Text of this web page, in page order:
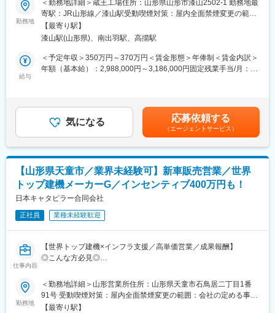
■入社後の流れ
入社後製造現場にて６ヶ月程度のOJT研修を実施し、顧客やマー
また、配属後も先輩社員がOJTにて丁寧に教えて下さいますの
で、ご安心ください。
NO.1化学メーカー「信越化学工業」の合弁会社である当社。
半導体製造に欠かせない超高純度ガラスである「石英ガラス」の
国内NO.1シェアを誇り、ヘレウス社から導入した光学用石英ガラ
ス製造技術と、信越グループの卓越した合成技術を活かし、世界
屈指の高純度･高品質の石英ガラスを製造しております。
既にSONY様、TSMC様といった名だたる大手企業に当社製品を提
供しており、今後AI・IoT・ロボット・自動運転と更に発展してい
く社会において、半導体及び石英ガラスの需要は拡大していくた
め、更なる成長が期待されております。
施させていただきます。ぜひ気軽にご応募ください。
■日時：8/7 11時～16時開始
■場所：蔵王工場にて対面実施(山形県山形市漆山2502-1)
■業務内容
・トラックからの積み下ろしや積み込み､商品(ペットボトル飲料)
主にフォークリフトを使用し、上記業務をお任せする予定です。
※2本爪・４本爪カウンターフォークリフトの使用が中心です（4
■当社の魅力：
中途採用者が9割以上であり、年齢や入社年次に関係なく、活躍で
きるフィールドがあります。また働きやすく・働き甲斐のある会
社を目指して、福利厚生の充実など、働く社員への還元も随時行
っております。
・入社祝い金（10万円） ※規定有り
・家具家電付き社宅、費用補助有り ※規定有り
・引っ越し補助金10万円 ※規定有り
・決算賞与有り（前年実績22万円/年）
・制服貸与
・交通費支給（距離に応じてガソリン代支給）
・無料の駐車場有り、車通勤可能
勤務地
＜勤務地詳細＞蔵王工場住所：山形県山形市漆山2502-1 勤務地最
寄駅：JR山形線／漆山駅受動喫煙対策：屋内全面禁煙変更の範
囲：無
【最寄り駅】
漆山駅(山形県)、南出羽駅、高擶駅
給与
＜予定年収＞350万円～370万円＜賃金形態＞年俸制＜賃金内訳＞
年額（基本給）：2,988,000円～3,186,000円固定残業手当/月：
補足＞※想定される残業代を含んだ年収となります。■昇給：年1
回（4月）■別途決算賞与支給あり■4年連続ベースアップ（2026年
4月から月15,000円のベースアップ）賃金はあくまでも目安の金
額であり、選考を通じて上下する可能性があります。月給(月額)は
固定手当を含めた表記です。
気になる 応募依頼する
（エージェントサービス）
【山形県天童市／業界未経験可】新車販売営業／世界
トップ建機メーカーG／インセンティブ400万円も！
日本キャタピラー合同会社
正社員 業種未経験歓迎
仕事内容
【世界トップ建機×インフラ支援／高単価営業／成果報酬】
◎こんな方必見◎
・ルートだけでなく、顧客開拓スキルも身に着けたい方
・安定性のある業界で長期的にキャリアを築きたい方
勤務地
＜勤務地詳細＞山形営業所住所：山形県天童市石鳥居二丁目1番
91号 受動喫煙対策：屋内全面禁煙変更の範囲：会社の定める事業
所【最寄り駅】